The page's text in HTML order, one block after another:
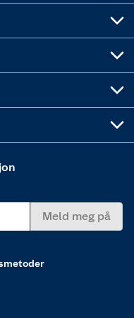
Meld meg på